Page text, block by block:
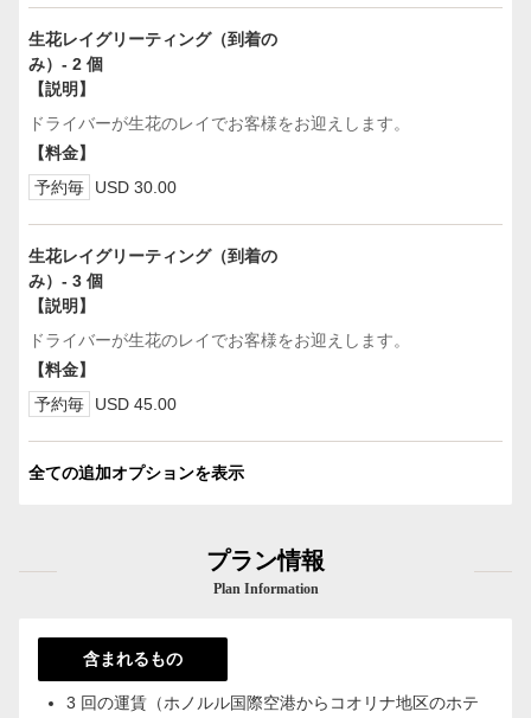
生花レイグリーティング（到着の
み）- 2 個
【説明】
ドライバーが生花のレイでお客様をお迎えします。
【料金】
予約毎
USD 30.00
生花レイグリーティング（到着の
み）- 3 個
【説明】
ドライバーが生花のレイでお客様をお迎えします。
【料金】
予約毎
USD 45.00
全ての追加オプションを表示
プラン情報
Plan Information
含まれるもの
3 回の運賃（ホノルル国際空港からコオリナ地区のホテ